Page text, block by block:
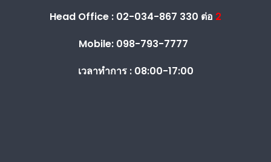
Head Office : 02-034-867 330 ต่อ 2
Mobile: 098-793-7777
เวลาทำการ :08:00-17:00